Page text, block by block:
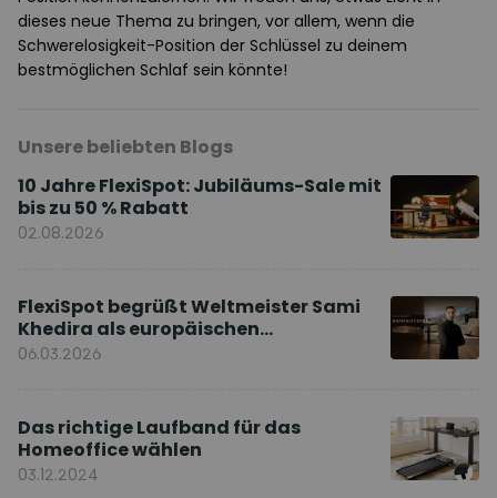
dieses neue Thema zu bringen, vor allem, wenn die
Schwerelosigkeit-Position der Schlüssel zu deinem
bestmöglichen Schlaf sein könnte!
Unsere beliebten Blogs
10 Jahre FlexiSpot: Jubiläums-Sale mit
bis zu 50 % Rabatt
02.08.2026
FlexiSpot begrüßt Weltmeister Sami
Khedira als europäischen
Markenbotschafter
06.03.2026
Das richtige Laufband für das
Homeoffice wählen
03.12.2024